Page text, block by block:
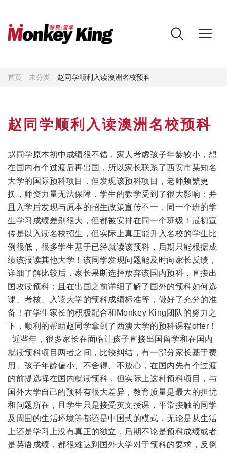
首页 - 未分类 - 赵同学顺利入读澳洲名校预科
赵同学顺利入读澳洲名校预科
赵同学原本初中成绩很不错，家人考虑孩子年龄较小，想
在国内有个过渡后再出国，所以家长联系了西安市某知名
大学的国际预科项目，但发现该预科项目，老师频繁更
换，师资力量无法保障，学生的教学受到了很大影响；并
且入学后发现与原本的招生政策宣传不一，同一个班的学
生学习成绩差别很大，但都被安排在同一个班级！最初宣
传是以入读名校招生，但实际上真正能升入名校的学生比
例很低，很多学生基于已经就读该预科，后期只能根据成
绩该报读其他大学！该同学发现问题能及时向家长反馈，
详细了解比较后，家长果断选择放弃该国内预科，直接出
国攻读预科；且在出国之前详细了解了国外的预科如何选
课、考核、入读大学的预科成绩标准等，做好了充分的准
备！在学生家长的积极配合和Monkey King团队的努力之
下，顺利的帮助赵同学拿到了西澳大学的预科课程offer！
近些年，很多家长在面临让孩子直接出国留学和在国内
就读预科项目两者之间，比较纠结，有一部分家长基于费
用、孩子年龄偏小、不舍得、不放心，在国内先有个过渡
的前提选择在国内就读预科，但实际上这种预科项目，与
国外大学自己的预科有很大差异，教育质量是最大的担忧
和问题所在，且学生只是接受英文授课，平常接触的同学
及周围的生活环境等都还是中国式的模式，无论是从生活
上还是学习上没有真正的独立，后期不论是预科成绩或者
是英语成绩，都很难达到国外大学对于预科的要求，反倒